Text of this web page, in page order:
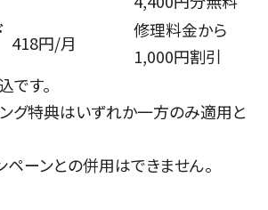
418円/月
修理料金から
1,000円割引
す。
グ特典はいずれか一方のみ適用と
ーンとの併用はできません。